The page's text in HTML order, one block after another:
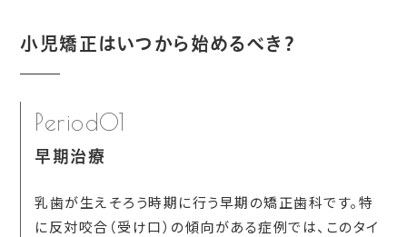
小児矯正はいつから始めるべき？
Period01
早期治療
乳歯が生えそろう時期に行う早期の矯正歯科です。特
に反対咬合（受け口）の傾向がある症例では、このタイ